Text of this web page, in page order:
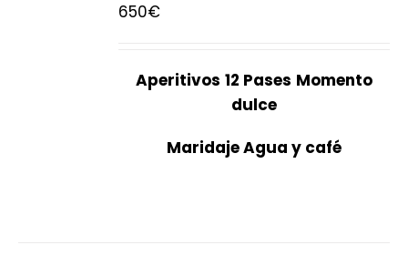
650€
Aperitivos 12 Pases Momento
dulce
Maridaje Agua y café